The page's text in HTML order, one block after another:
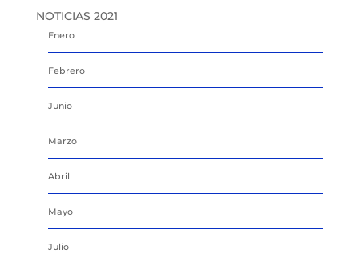
NOTICIAS 2021
Enero
Febrero
Junio
Marzo
Abril
Mayo
Julio